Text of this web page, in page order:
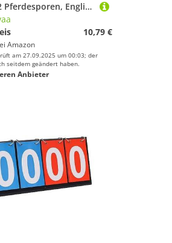
harayaa 2 Pferdesporen, Englischer Cowboy Stil, Zur Dekoration, Reitsport Trainingsausrüstung, Zinklegierung, Zum Reiten,
10,79 €
Amazon
am 27.09.2025 um 00:03; der
seitdem geändert haben.
Anbieter